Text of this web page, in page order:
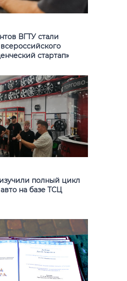
ВГТУ стали
стартап»
полный цикл
на базе ТСЦ